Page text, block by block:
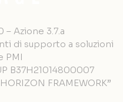
– Azione 3.7.a
di supporto a soluzioni
PMI
B37H21014800007
FRAMEWORK”